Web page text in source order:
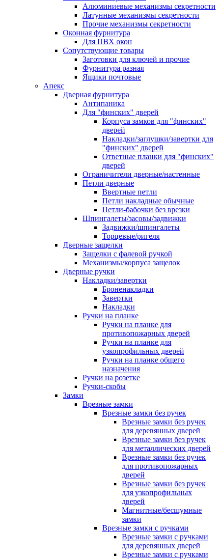
Алюминиевые механизмы секретности
Латунные механизмы секретности
Прочие механизмы секретности
Оконная фурнитура
Для ПВХ окон
Сопутствующие товары
Заготовки для ключей и прочие
Фурнитура разная
Ящики почтовые
Апекс
Дверная фурнитура
Антипаника
Для "финских" дверей
Корпуса замков для "финских"
дверей
Накладки/заглушки/завертки для
"финских" дверей
Ответные планки для "финских"
дверей
Ограничители дверные/настенные
Петли дверные
Ввертные петли
Петли накладные обычные
Петли-бабочки без врезки
Шпингалеты/засовы/задвижки
Задвижки/шпингалеты
Торцевые/ригеля
Дверные защелки
Защелки с фалевой ручкой
Механизмы/корпуса защелок
Дверные ручки
Накладки/завертки
Броненакладки
Завертки
Накладки
Ручки на планке
Ручки на планке для
противопожарных дверей
Ручки на планке для
узкопрофильных дверей
Ручки на планке общего
назначения
Ручки на розетке
Ручки-скобы
Замки
Врезные замки
Врезные замки без ручек
Врезные замки без ручек
для деревянных дверей
Врезные замки без ручек
для металлических дверей
Врезные замки без ручек
для противопожарных
дверей
Врезные замки без ручек
для узкопрофильных
дверей
Магнитные/бесшумные
замки
Врезные замки с ручками
Врезные замки с ручками
для деревянных дверей
Врезные замки с ручками